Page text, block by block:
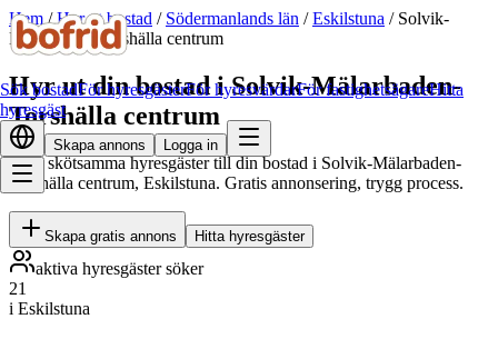
Sök bostadFör hyresgästerFör hyresvärdarFör fastighetsägareHitta
hyresgäst
Skapa annons Logga in
Hem/Hyr ut bostad / Södermanlands län /Eskilstuna / Solvik-
Mälarbaden-Torshälla centrum
Hyr ut din bostad i Solvik-Mälarbaden-
Torshälla centrum
Hitta skötsamma hyresgäster till din bostad i Solvik-Mälarbaden-
Torshälla centrum, Eskilstuna. Gratis annonsering, trygg process.
Skapa gratis annons Hitta hyresgäster
aktiva hyresgäster söker
21
i Eskilstuna